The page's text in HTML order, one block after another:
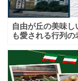
自由が丘の美味
も愛される行列